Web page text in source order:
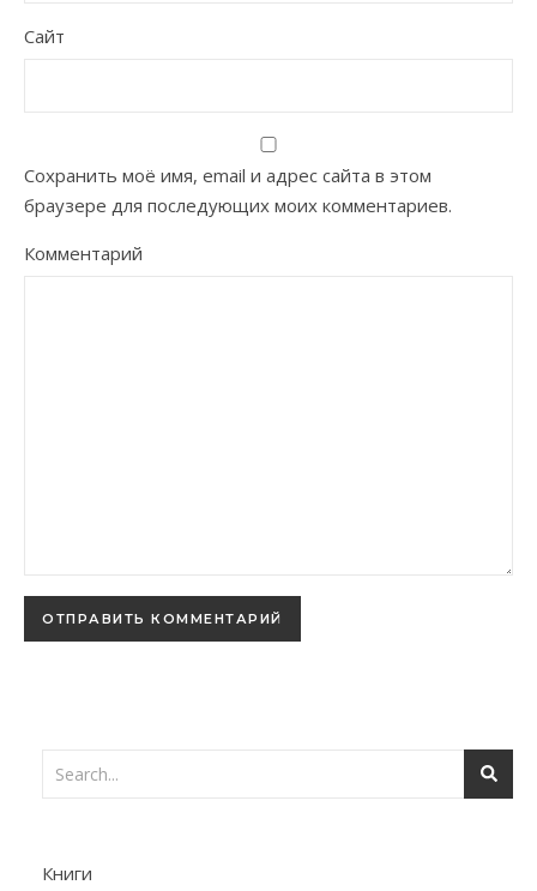
Сайт
Сохранить моё имя, email и адрес сайта в этом
браузере для последующих моих комментариев.
Комментарий
Книги